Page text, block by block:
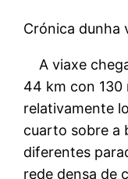
Crónica dunha
A viaxe
44 km con 130
relativamente
cuarto sobre a
diferentes
rede densa de